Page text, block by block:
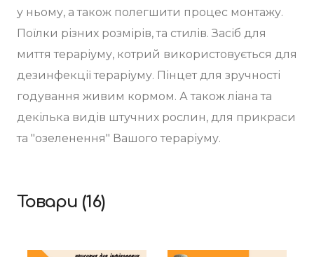
у ньому, а також полегшити процес монтажу.
Поїлки різних розмірів, та стилів. Засіб для
миття тераріуму, котрий використовується для
дезинфекції тераріуму. Пінцет для зручності
годування живим кормом. А також ліана та
декілька видів штучних рослин, для прикраси
та "озеленення" Вашого тераріуму.
Товари (16)